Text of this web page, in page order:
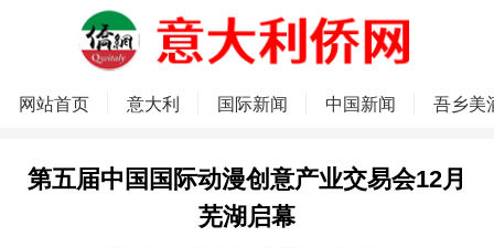
网站首页 意大利 国际新闻 中国新闻 吾乡美
第五届中国国际动漫创意产业交易会12月
芜湖启幕